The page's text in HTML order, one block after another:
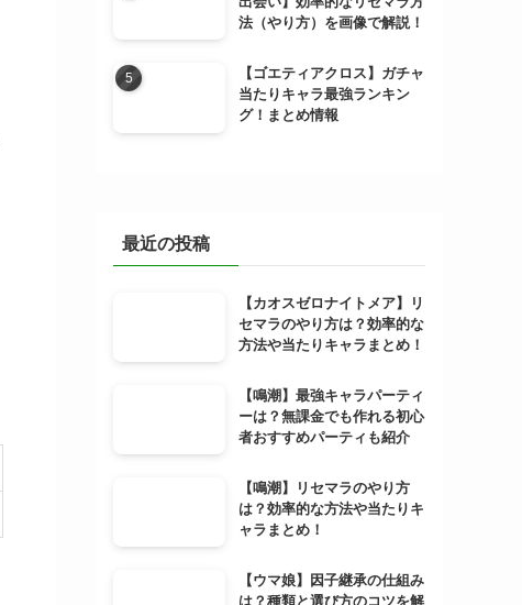
法（やり方）を画像で解説！
【ゴエティアクロス】ガチャ
当たりキャラ最強ランキン
グ！まとめ情報
最近の投稿
【カオスゼロナイトメア】リ
セマラのやり方は？効率的な
方法や当たりキャラまとめ！
【鳴潮】最強キャラパーティ
ーは？無課金でも作れる初心
者おすすめパーティも紹介
【鳴潮】リセマラのやり方
は？効率的な方法や当たりキ
ャラまとめ！
【ウマ娘】因子継承の仕組み
は？種類と選び方のコツを解